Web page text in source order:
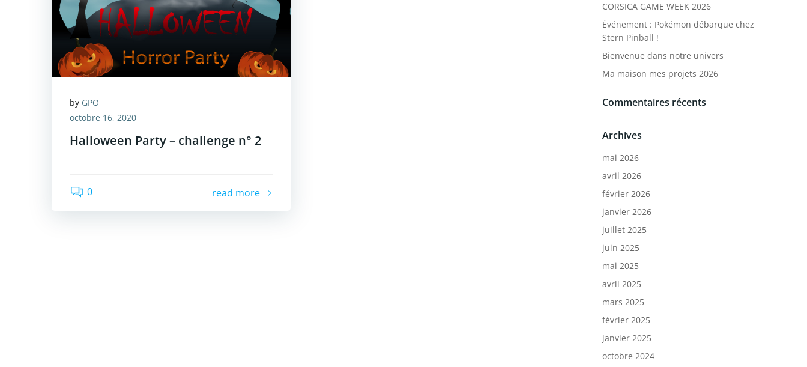
by GPO
octobre 16, 2020
Halloween Party – challenge n° 2
0 read more
CORSICA GAME WEEK 2026
Événement : Pokémon débarque chez
Stern Pinball !
Bienvenue dans notre univers
Ma maison mes projets 2026
Commentaires récents
Archives
mai 2026
avril 2026
février 2026
janvier 2026
juillet 2025
juin 2025
mai 2025
avril 2025
mars 2025
février 2025
janvier 2025
octobre 2024